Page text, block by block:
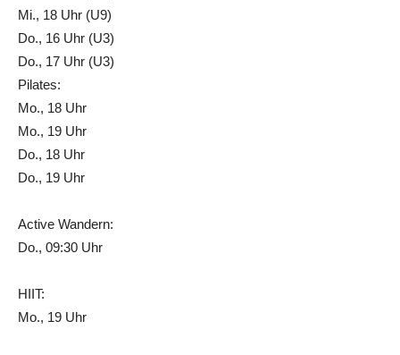
Mi., 18 Uhr (U9)
Do., 16 Uhr (U3)
Do., 17 Uhr (U3)
Pilates:
Mo., 18 Uhr
Mo., 19 Uhr
Do., 18 Uhr
Do., 19 Uhr
Active Wandern:
Do., 09:30 Uhr
HIIT:
Mo., 19 Uhr